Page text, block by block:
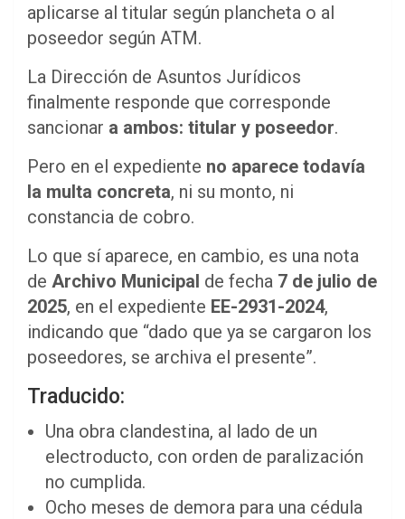
aplicarse al titular según plancheta o al
poseedor según ATM.
La Dirección de Asuntos Jurídicos
finalmente responde que corresponde
sancionar a ambos: titular y poseedor.
Pero en el expediente no aparece todavía
la multa concreta, ni su monto, ni
constancia de cobro.
Lo que sí aparece, en cambio, es una nota
de Archivo Municipal de fecha 7 de julio de
2025, en el expediente EE-2931-2024,
indicando que “dado que ya se cargaron los
poseedores, se archiva el presente”.
Traducido:
Una obra clandestina, al lado de un
electroducto, con orden de paralización
no cumplida.
Ocho meses de demora para una cédula